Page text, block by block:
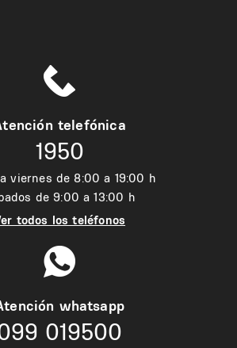
telefónica
1950
viernes de 8:00 a 19:00 h
de 9:00 a 13:00 h
todos los teléfonos
whatsapp
019500